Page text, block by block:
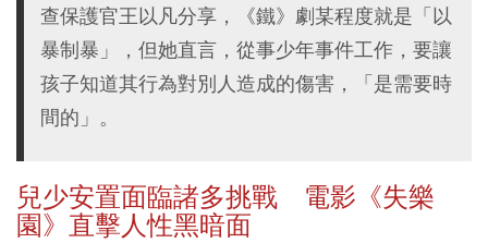
查保護官王以凡分享，《鐵》劇某程度就是「以
暴制暴」，但她直言，從事少年事件工作，要讓
孩子知道其行為對別人造成的傷害，「是需要時
間的」。
兒少安置面臨諸多挑戰 電影《失樂
園》直擊人性黑暗面